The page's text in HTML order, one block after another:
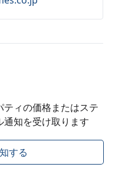
ィの価格またはステ
知を受け取ります
する